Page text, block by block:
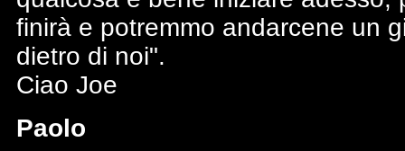
finirà e potremmo andarcene un
dietro di noi".
Ciao Joe
Paolo